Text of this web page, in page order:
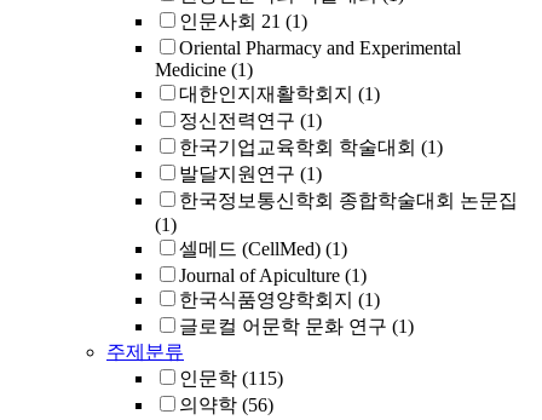
인문사회 21 (1)
Oriental Pharmacy and Experimental
Medicine (1)
대한인지재활학회지 (1)
정신전력연구 (1)
한국기업교육학회 학술대회 (1)
발달지원연구 (1)
한국정보통신학회 종합학술대회 논문집
(1)
셀메드 (CellMed) (1)
Journal of Apiculture (1)
한국식품영양학회지 (1)
글로컬 어문학 문화 연구 (1)
주제분류
인문학 (115)
의약학 (56)